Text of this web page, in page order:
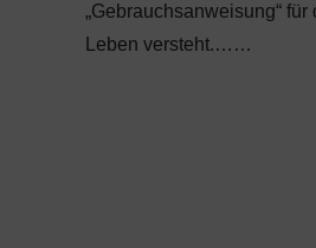
„Gebrauchsanweisung“ für
Leben versteht.……